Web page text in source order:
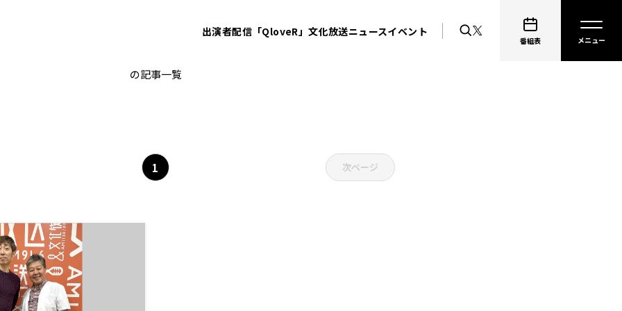
出演者配信「QloveR」文化放送ニュースイベント
番組表
の記事一覧
1 次ページ